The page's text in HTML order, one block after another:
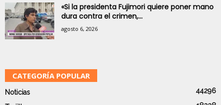
«Si la presidenta Fujimori quiere poner mano
dura contra el crimen,...
agosto 6, 2026
CATEGORÍA POPULAR
Noticias 44296